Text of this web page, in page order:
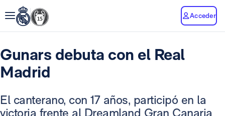
Acceder
Gunars debuta con el Real
Madrid
El canterano, con 17 años, participó en la
victoria frente al Dreamland Gran Canaria